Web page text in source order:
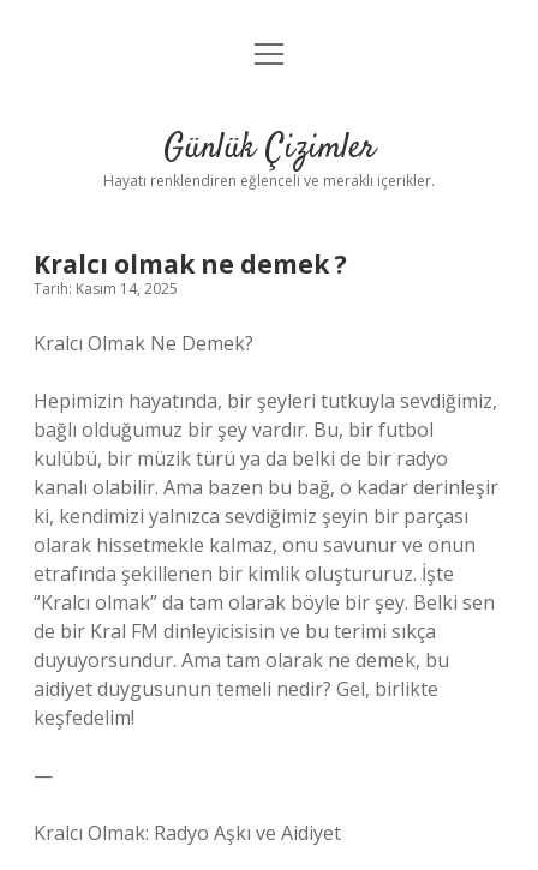
Anasayfa
Yasal Uyarı
menüyü
Günlük Çizimler
Hayatı renklendiren eğlenceli ve meraklı içerikler.
Kralcı olmak ne demek ?
Tarih: Kasım 14, 2025
Kralcı Olmak Ne Demek?
Hepimizin hayatında, bir şeyleri tutkuyla sevdiğimiz,
bağlı olduğumuz bir şey vardır. Bu, bir futbol
kulübü, bir müzik türü ya da belki de bir radyo
kanalı olabilir. Ama bazen bu bağ, o kadar derinleşir
ki, kendimizi yalnızca sevdiğimiz şeyin bir parçası
olarak hissetmekle kalmaz, onu savunur ve onun
etrafında şekillenen bir kimlik oluştururuz. İşte
“Kralcı olmak” da tam olarak böyle bir şey. Belki sen
de bir Kral FM dinleyicisisin ve bu terimi sıkça
duyuyorsundur. Ama tam olarak ne demek, bu
aidiyet duygusunun temeli nedir? Gel, birlikte
keşfedelim!
—
Kralcı Olmak: Radyo Aşkı ve Aidiyet